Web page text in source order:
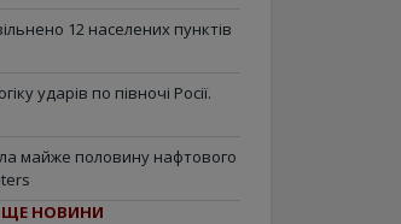
12 населених пунктів
ударів по півночі Росії.
майже половину нафтового
ЩЕ НОВИНИ